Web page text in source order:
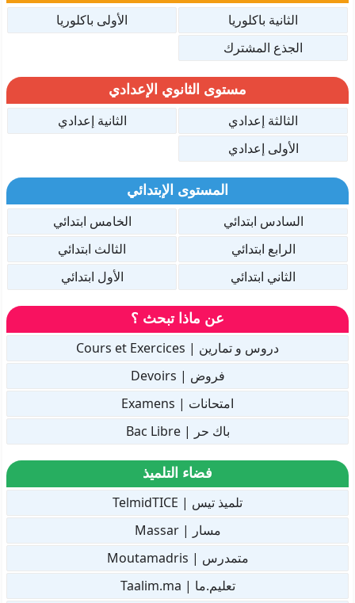
الثانية باكلوريا
الأولى باكلوريا
الجذع المشترك
مستوى الثانوي الإعدادي
الثالثة إعدادي
الثانية إعدادي
الأولى إعدادي
المستوى الإبتدائي
السادس ابتدائي
الخامس ابتدائي
الرابع ابتدائي
الثالث ابتدائي
الثاني ابتدائي
الأول ابتدائي
عن ماذا تبحث ؟
دروس و تمارين | Cours et Exercices
فروض | Devoirs
امتحانات | Examens
باك حر | Bac Libre
فضاء التلميذ
تلميذ تيس | TelmidTICE
مسار | Massar
متمدرس | Moutamadris
تعليم.ما | Taalim.ma